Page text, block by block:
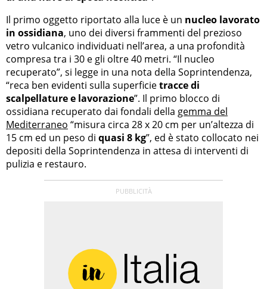
Il primo oggetto riportato alla luce è un nucleo lavorato
in ossidiana, uno dei diversi frammenti del prezioso
vetro vulcanico individuati nell’area, a una profondità
compresa tra i 30 e gli oltre 40 metri. “Il nucleo
recuperato”, si legge in una nota della Soprintendenza,
“reca ben evidenti sulla superficietracce di
scalpellature e lavorazione”. Il primo blocco di
ossidiana recuperato dai fondali della gemma del
Mediterraneo “misura circa 28 x 20 cm per un’altezza di
15 cm ed un peso di quasi 8 kg”, ed è stato collocato nei
depositi della Soprintendenza in attesa di interventi di
pulizia e restauro.